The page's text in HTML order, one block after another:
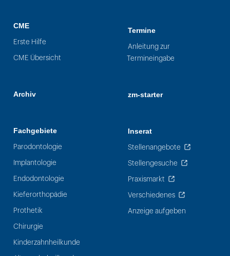
CME
Erste Hilfe
CME Übersicht
Archiv
Fachgebiete
Parodontologie
Implantologie
Endodontologie
Kieferorthopädie
Prothetik
Chirurgie
Kinderzahnheilkunde
Termine
Anleitung zur
Termineingabe
zm-starter
Inserat
Stellenangebote
Stellengesuche
Praxismarkt
Verschiedenes
Anzeige aufgeben